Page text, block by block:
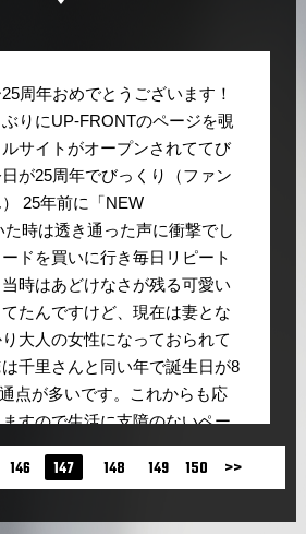
周年おめでとうございます！
りにUP-FRONTのページを覗
サイトがオープンされててび
が25周年でびっくり（ファン
25年前に「NEW
時は透き通った声に衝撃でし
ドを買いに行き毎日リピート
時はあどけなさが残る可愛い
たんですけど、現在は妻とな
大人の女性になっておられて
千里さんと同い年で誕生日が8
点が多いです。これからも応
すので生活に支障のないペー
くれたら嬉しいです。
146 147 148 149 150 >>